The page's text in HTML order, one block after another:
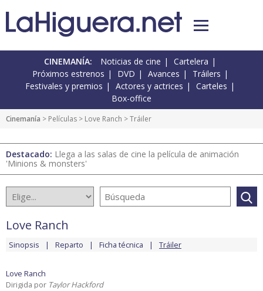
CINEMANÍA: Noticias de cine
Cartelera
Próximos estrenos
DVD Avances
Tráilers
Festivales y premios
Actores y actrices
Carteles
Box-office
Cinemanía > Películas > Love Ranch > Tráiler
Destacado: Llega a las salas de cine la película de animación
'Minions & monsters'
Love Ranch
Sinopsis Reparto Ficha técnica Tráiler
Love Ranch
Dirigida por Taylor Hackford